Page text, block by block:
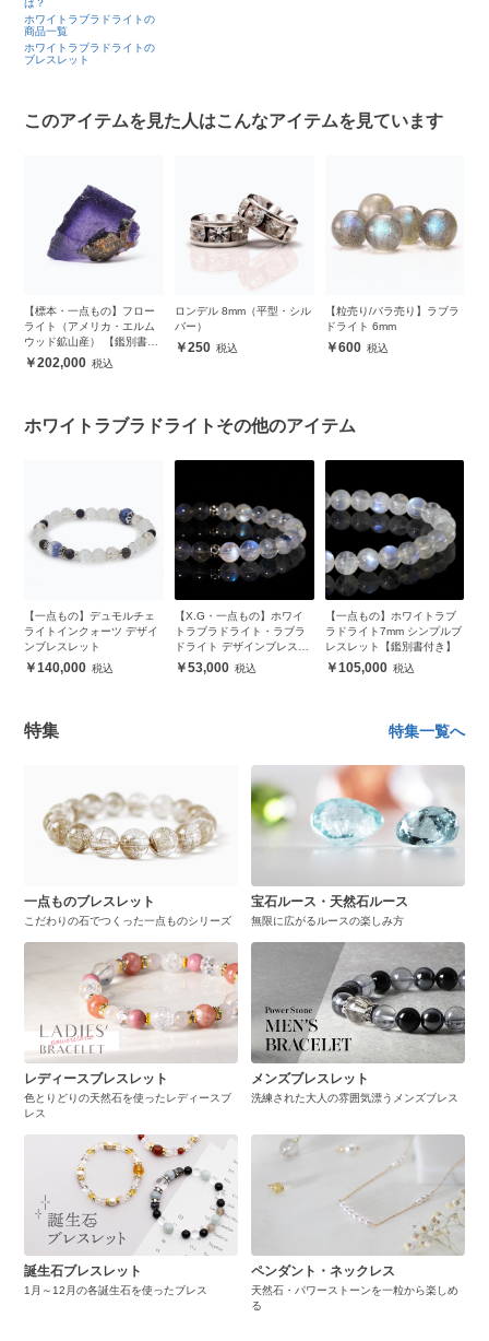
は？
ホワイトラブラドライトの
商品一覧
ホワイトラブラドライトの
ブレスレット
このアイテムを見た人はこんなアイテムを見ています
【標本・一点もの】フロー
ライト（アメリカ・エルム
ウッド鉱山産） 【鑑別書付
き】202,000
ロンデル 8mm（平型・シル
バー）
250
【粒売り/バラ売り】ラブラ
ドライト 6mm
600
ホワイトラブラドライトその他のアイテム
【一点もの】デュモルチェ
ライトインクォーツ デザイ
ンブレスレット
140,000
【X.G・一点もの】ホワイ
トラブラドライト・ラブラ
ドライト デザインブレスレ
ット53,000
【一点もの】ホワイトラブ
ラドライト7mm シンプルブ
レスレット【鑑別書付き】
105,000
特集 特集一覧へ
一点ものブレスレット
こだわりの石でつくった一点ものシリーズ
宝石ルース・天然石ルース
無限に広がるルースの楽しみ方
レディースブレスレット
色とりどりの天然石を使ったレディースブ
レス
メンズブレスレット
洗練された大人の雰囲気漂うメンズブレス
誕生石ブレスレット
1月～12月の各誕生石を使ったブレス
ペンダント・ネックレス
天然石・パワーストーンを一粒から楽しめ
る